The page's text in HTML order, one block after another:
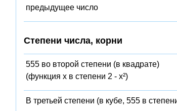
предыдущее число
Степени числа, корни
555 во второй степени (в квадрате)
(функция x в степени 2 - x²)
В третьей степени (в кубе, 555 в